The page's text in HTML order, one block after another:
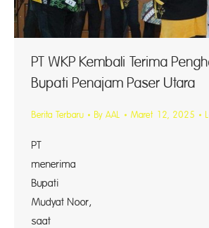
PT WKP Kembali Terima
Bupati Penajam Paser Utara
Berita Terbaru By AAL Maret 12, 2025
PT
Mudyat Noor,
saat